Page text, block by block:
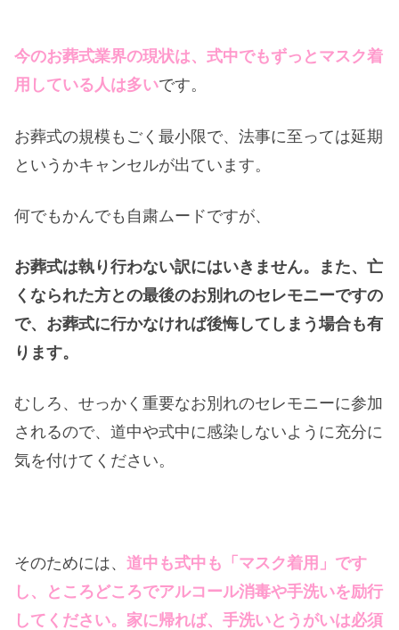
今のお葬式業界の現状は、式中でもずっとマスク着
用している人は多いです。
お葬式の規模もごく最小限で、法事に至っては延期
というかキャンセルが出ています。
何でもかんでも自粛ムードですが、
お葬式は執り行わない訳にはいきません。また、亡
くなられた方との最後のお別れのセレモニーですの
で、お葬式に行かなければ後悔してしまう場合も有
ります。
むしろ、せっかく重要なお別れのセレモニーに参加
されるので、道中や式中に感染しないように充分に
気を付けてください。
そのためには、 道中も式中も「マスク着用」です
し、ところどころでアルコール消毒や手洗いを励行
してください。家に帰れば、手洗いとうがいは必須